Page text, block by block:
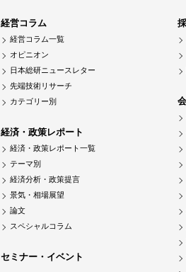
経営コラム
経営コラム一覧
オピニオン
日本総研ニュースレター
先端技術リサーチ
カテゴリー別
経済・政策レポート
経済・政策レポート一覧
テーマ別
経済分析・政策提言
景気・相場展望
論文
スペシャルコラム
セミナー・イベント